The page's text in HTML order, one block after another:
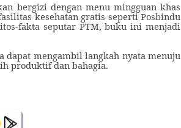
bergizi dengan menu mingguan khas
kesehatan gratis seperti Posbindu
fakta seputar PTM, buku ini menjadi
dapat mengambil langkah nyata menuju
produktif dan bahagia.